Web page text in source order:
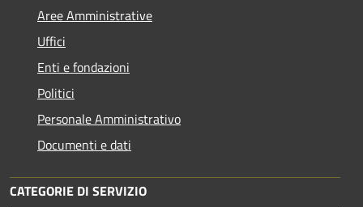
Aree Amministrative
Uffici
Enti e fondazioni
Politici
Personale Amministrativo
Documenti e dati
CATEGORIE DI SERVIZIO